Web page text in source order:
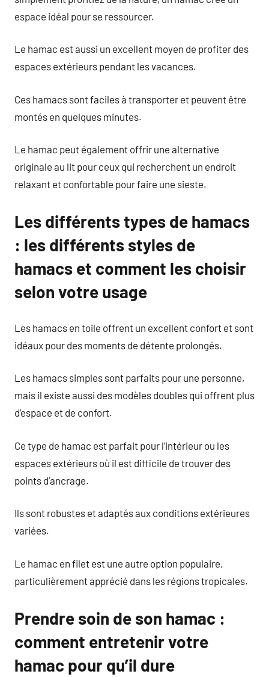
espace idéal pour se ressourcer.
Le hamac est aussi un excellent moyen de profiter des
espaces extérieurs pendant les vacances.
Ces hamacs sont faciles à transporter et peuvent être
montés en quelques minutes.
Le hamac peut également offrir une alternative
originale au lit pour ceux qui recherchent un endroit
relaxant et confortable pour faire une sieste.
Les différents types de hamacs
: les différents styles de
hamacs et comment les choisir
selon votre usage
Les hamacs en toile offrent un excellent confort et sont
idéaux pour des moments de détente prolongés.
Les hamacs simples sont parfaits pour une personne,
mais il existe aussi des modèles doubles qui offrent plus
d’espace et de confort.
Ce type de hamac est parfait pour l’intérieur ou les
espaces extérieurs où il est difficile de trouver des
points d’ancrage.
Ils sont robustes et adaptés aux conditions extérieures
variées.
Le hamac en filet est une autre option populaire,
particulièrement apprécié dans les régions tropicales.
Prendre soin de son hamac :
comment entretenir votre
hamac pour qu’il dure